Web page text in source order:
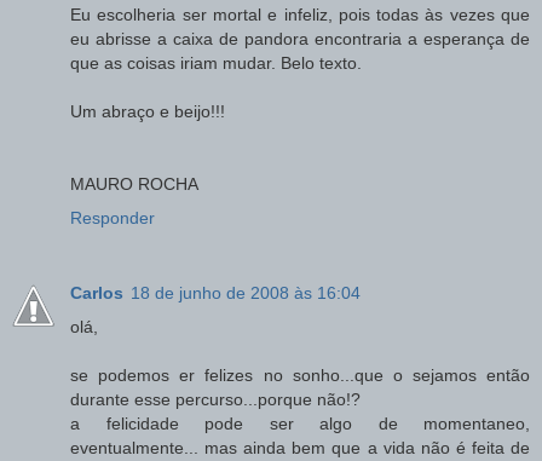
Eu escolheria ser mortal e infeliz, pois todas às vezes que
eu abrisse a caixa de pandora encontraria a esperança de
que as coisas iriam mudar. Belo texto.
Um abraço e beijo!!!
MAURO ROCHA
Responder
Carlos 18 de junho de 2008 às 16:04
olá,
se podemos er felizes no sonho...que o sejamos então
durante esse percurso...porque não!?
a felicidade pode ser algo de momentaneo,
eventualmente... mas ainda bem que a vida não é feita de